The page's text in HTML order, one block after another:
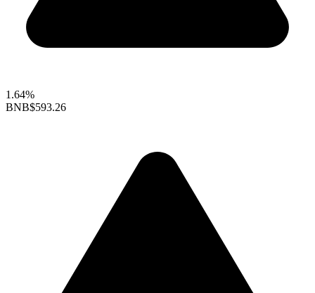
1.64%
BNB$593.26